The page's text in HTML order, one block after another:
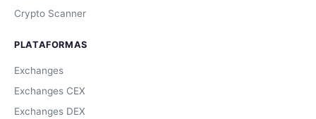
Crypto Scanner
PLATAFORMAS
Exchanges
Exchanges CEX
Exchanges DEX